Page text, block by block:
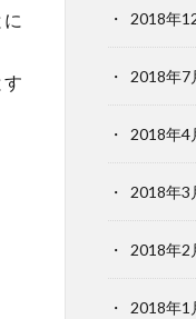
2018年
2018年7
2018年4
2018年3
2018年2
2018年1